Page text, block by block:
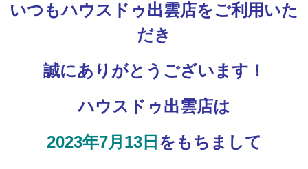
いつもハウスドゥ出雲店をご利用いた
だき
誠にありがとうございます！
ハウスドゥ出雲店は
2023年7月13日 をもちまして